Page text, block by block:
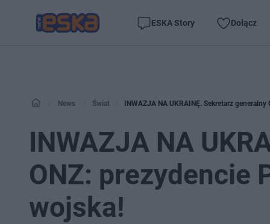
ESKA Story Dołącz
News Świat INWAZJA NA UKRAINĘ. Sekretarz
INWAZJA NA
ONZ: prezydencie
wojska!